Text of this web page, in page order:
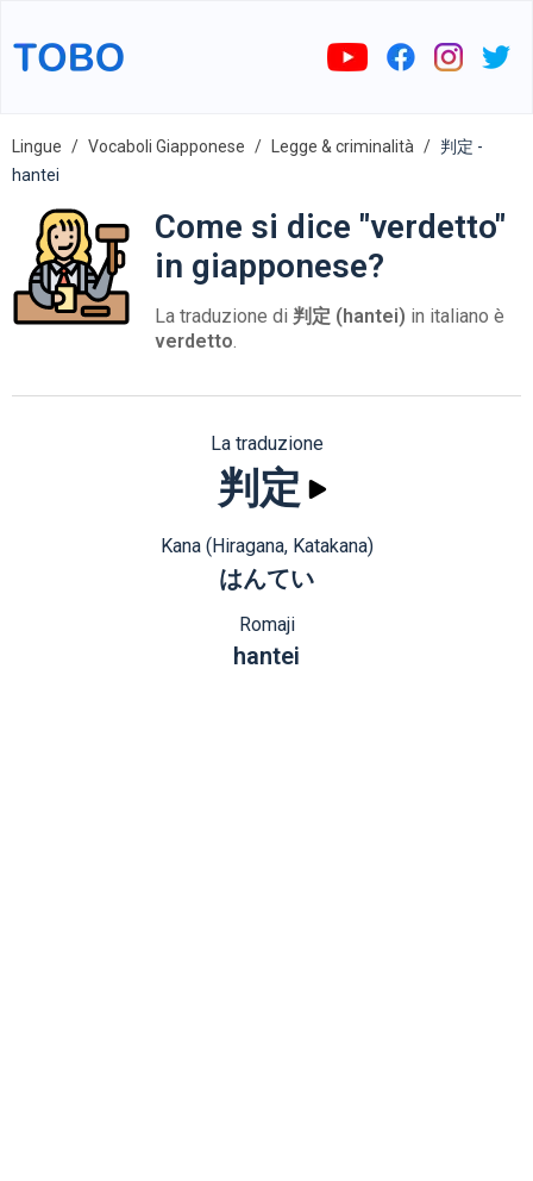
Lingue Vocaboli Giapponese Legge & criminalità
判定 -
hantei
Come si dice "verdetto"
in giapponese?
La traduzione di 判定 (hantei) in italiano è
verdetto.
La traduzione
判定
Kana (Hiragana, Katakana)
はんてい
Romaji
hantei